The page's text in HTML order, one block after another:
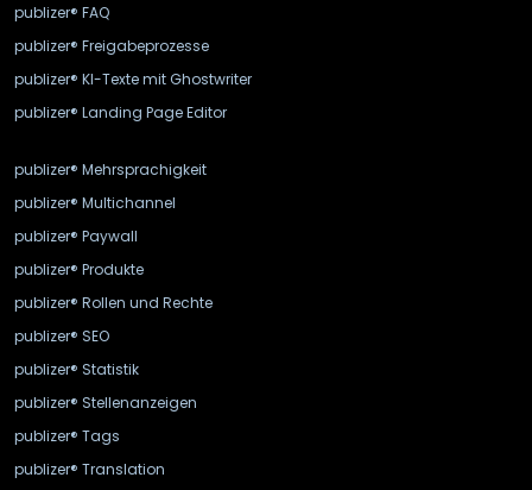
publizer® FAQ
publizer® Freigabeprozesse
publizer® KI-Texte mit Ghostwriter
publizer® Landing Page Editor
publizer® Mehrsprachigkeit
publizer® Multichannel
publizer® Paywall
publizer® Produkte
publizer® Rollen und Rechte
publizer® SEO
publizer® Statistik
publizer® Stellenanzeigen
publizer® Tags
publizer® Translation